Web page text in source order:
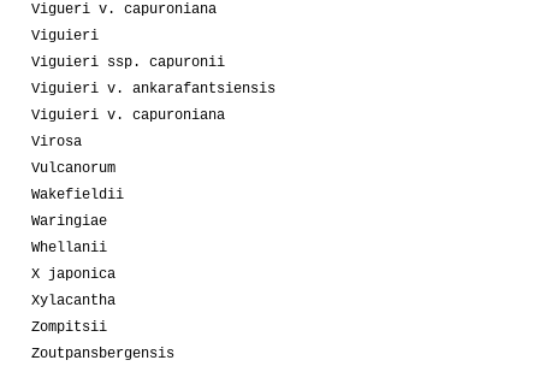
Vigueri v. capuroniana
Viguieri
Viguieri ssp. capuronii
Viguieri v. ankarafantsiensis
Viguieri v. capuroniana
Virosa
Vulcanorum
Wakefieldii
Waringiae
Whellanii
X japonica
Xylacantha
Zompitsii
Zoutpansbergensis